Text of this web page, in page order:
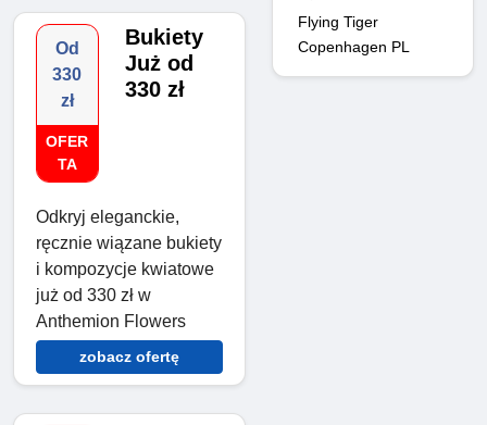
Od
330
zł
OFER
TA
Bukiety
Już od
330 zł
Odkryj eleganckie,
ręcznie wiązane bukiety
i kompozycje kwiatowe
już od 330 zł w
Anthemion Flowers
zobacz ofertę
Flying Tiger
Copenhagen PL